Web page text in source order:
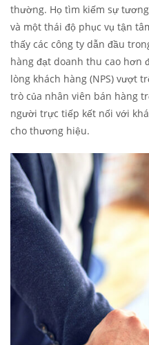
thường. Họ tìm kiếm sự
và một thái độ phục vụ tận
thấy các công ty dẫn đầu
hàng đạt doanh thu cao hơn
lòng khách hàng (NPS) vượt
trò của nhân viên bán hàng
người trực tiếp kết nối với
cho thương hiệu.